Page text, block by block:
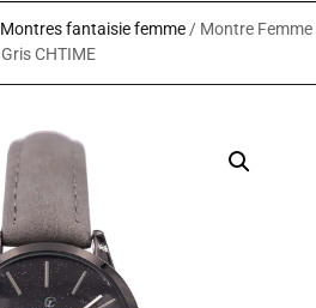
Montres fantaisie femme/ Montre Femme
Gris CHTIME